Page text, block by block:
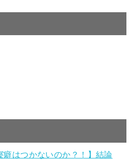
癖はつかないのか？！】結論